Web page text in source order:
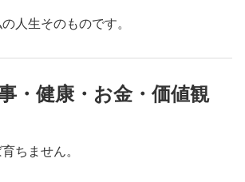
人生そのものです。
・健康・お金・価値観
ちません。